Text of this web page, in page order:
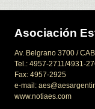
Asociación
Av. Belgrano 3700 /
Tel.: 4957-2711/4931-
Fax: 4957-2925
e-mail:
www.notiaes.com